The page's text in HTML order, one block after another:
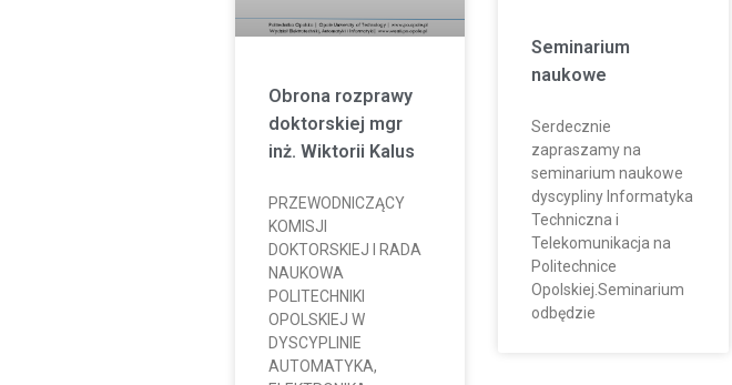
Obrona rozprawy
doktorskiej mgr
inż. Wiktorii Kalus
PRZEWODNICZĄCY
KOMISJI
DOKTORSKIEJ I RADA
NAUKOWA
POLITECHNIKI
OPOLSKIEJ W
DYSCYPLINIE
AUTOMATYKA,
Seminarium
naukowe
Serdecznie
zapraszamy na
seminarium naukowe
dyscypliny Informatyka
Techniczna i
Telekomunikacja na
Politechnice
Opolskiej.Seminarium
odbędzie